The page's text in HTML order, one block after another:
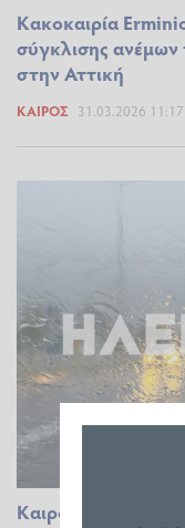
Κακοκαιρία
σύγκλισης ανέμων
στην Αττική
ΚΑΙΡΌΣ 31.03.2026 11:17
Καιρός: Νέο